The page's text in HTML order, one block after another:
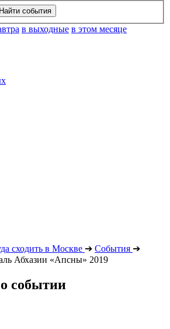
в выходные в этом месяце
сходить в Москве ➔ События ➔
Абхазии «Апсны» 2019
событии